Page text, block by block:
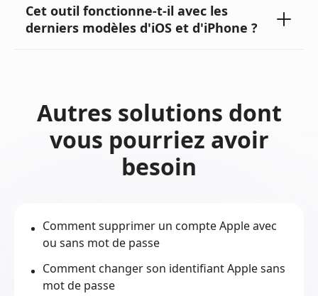
Cet outil fonctionne-t-il avec les
derniers modèles d'iOS et d'iPhone ?
Autres solutions dont
vous pourriez avoir
besoin
Comment supprimer un compte Apple avec
ou sans mot de passe
Comment changer son identifiant Apple sans
mot de passe